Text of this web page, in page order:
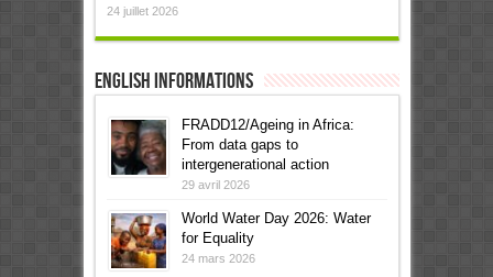
24 juillet 2026
English informations
FRADD12/Ageing in Africa:
From data gaps to
intergenerational action
29 avril 2026
World Water Day 2026: Water
for Equality
24 mars 2026